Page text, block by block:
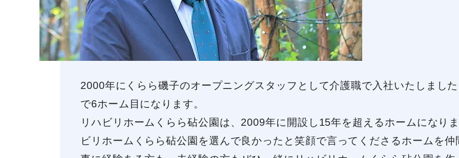
2000年にくらら磯子のオープニングスタッフとして介護職で入社いたしまし
で6ホーム目になります。
リハビリホームくらら砧公園は、2009年に開設し15年を超えるホームになり
ビリホームくらら砧公園を選んで良かったと笑顔で言ってくださるホームを